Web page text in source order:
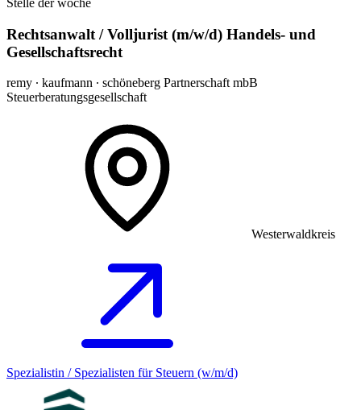
Stelle der woche
Rechtsanwalt / Volljurist (m/w/d) Handels- und
Gesellschaftsrecht
remy ∙ kaufmann ∙ schöneberg Partnerschaft mbB
Steuerberatungsgesellschaft
Westerwaldkreis
Spezialistin / Spezialisten für Steuern (w/m/d)